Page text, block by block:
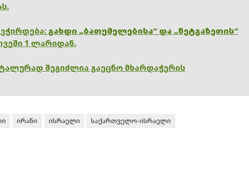
გახდი „ბათუმელებისა“ და „ნეტგაზეთის“
1 ლარიდან.
შეგიძლია გაეცნო მხარდაჭერის
ირანი ისრაელი საქართველო-ისრაელი